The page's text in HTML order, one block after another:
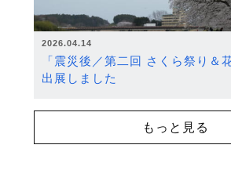
2026.04.14
「震災後／第二回 さくら祭り＆
出展しました
もっと見る